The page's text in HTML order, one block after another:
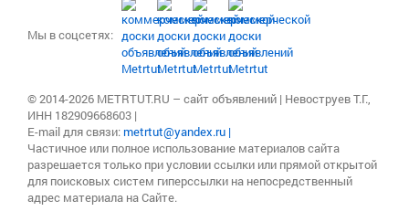
Мы в соцсетях:
© 2014-2026 METRTUT.RU – сайт объявлений | Невоструев Т.Г.,
ИНН 182909668603 |
E-mail для связи:metrtut@yandex.ru |
Частичное или полное использование материалов сайта
разрешается только при условии ссылки или прямой открытой
для поисковых систем гиперссылки на непосредственный
адрес материала на Сайте.